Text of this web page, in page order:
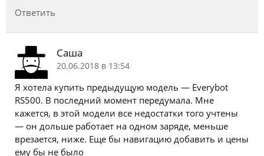
Ответить
Саша
20.06.2018 в 13:54
Я хотела купить предыдущую модель — Everybot
RS500. В последний момент передумала. Мне
кажется, в этой модели все недостатки того учтены
— он дольше работает на одном заряде, меньше
врезается, ниже. Еще бы навигацию добавить и цены
ему бы не было